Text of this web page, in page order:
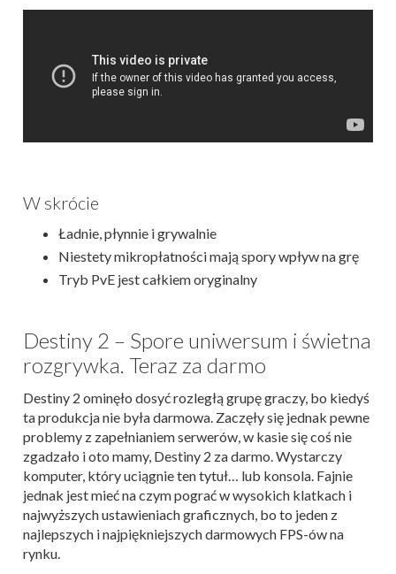
W skrócie
Ładnie, płynnie i grywalnie
Niestety mikropłatności mają spory wpływ na grę
Tryb PvE jest całkiem oryginalny
Destiny 2 – Spore uniwersum i świetna
rozgrywka. Teraz za darmo
Destiny 2 ominęło dosyć rozległą grupę graczy, bo kiedyś
ta produkcja nie była darmowa. Zaczęły się jednak pewne
problemy z zapełnianiem serwerów, w kasie się coś nie
zgadzało i oto mamy, Destiny 2 za darmo. Wystarczy
komputer, który uciągnie ten tytuł… lub konsola. Fajnie
jednak jest mieć na czym pograć w wysokich klatkach i
najwyższych ustawieniach graficznych, bo to jeden z
najlepszych i najpiękniejszych darmowych FPS-ów na
rynku.